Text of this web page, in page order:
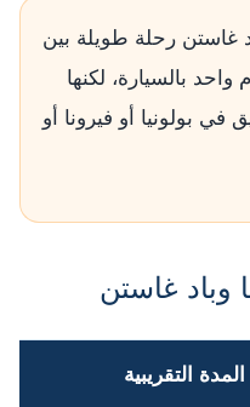
غاستن رحلة طويلة بين
واحد بالسيارة، لكنها
في بولونيا أو فيرونا أو
وباد غاستن
التقريبية